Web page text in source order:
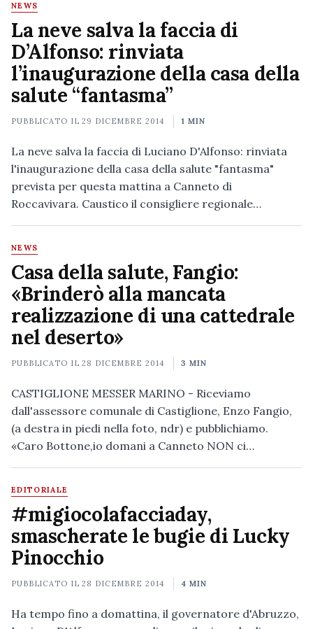
NEWS
La neve salva la faccia di
D’Alfonso: rinviata
l’inaugurazione della casa della
salute “fantasma”
PUBBLICATO IL29 DICEMBRE 2014 1 MIN
La neve salva la faccia di Luciano D'Alfonso: rinviata
l'inaugurazione della casa della salute "fantasma"
prevista per questa mattina a Canneto di
Roccavivara. Caustico il consigliere regionale…
NEWS
Casa della salute, Fangio:
«Brinderò alla mancata
realizzazione di una cattedrale
nel deserto»
PUBBLICATO IL28 DICEMBRE 2014 3 MIN
CASTIGLIONE MESSER MARINO - Riceviamo
dall'assessore comunale di Castiglione, Enzo Fangio,
(a destra in piedi nella foto, ndr) e pubblichiamo.
«Caro Bottone,io domani a Canneto NON ci…
EDITORIALE
#migiocolafacciaday,
smascherate le bugie di Lucky
Pinocchio
PUBBLICATO IL28 DICEMBRE 2014 4 MIN
Ha tempo fino a domattina, il governatore d'Abruzzo,